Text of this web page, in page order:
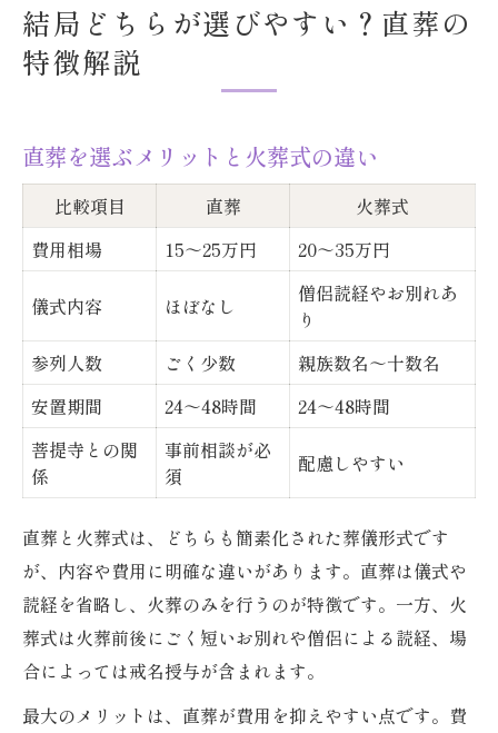
結局どちらが選びやすい？直葬の
特徴解説
直葬を選ぶメリットと火葬式の違い
比較項目 直葬
火葬式
費用相場
15～25万円 20～35万円
儀式内容 ほぼなし
僧侶読経やお別れあ
り
参列人数
ごく少数
親族数名～十数名
安置期間
24～48時間
24～48時間
菩提寺との関
係
事前相談が必
須
配慮しやすい
直葬と火葬式は、どちらも簡素化された葬儀形式です
が、内容や費用に明確な違いがあります。直葬は儀式や
読経を省略し、火葬のみを行うのが特徴です。一方、火
葬式は火葬前後にごく短いお別れや僧侶による読経、場
合によっては戒名授与が含まれます。
最大のメリットは、直葬が費用を抑えやすい点です。費